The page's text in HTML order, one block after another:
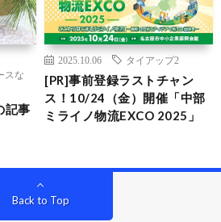
スな
記事
2025.10.06 タイアップ2
[PR]事前登録ラストチャン
ス！10/24（金）開催「中部
ミライノ物流EXCO 2025」
Back to Top